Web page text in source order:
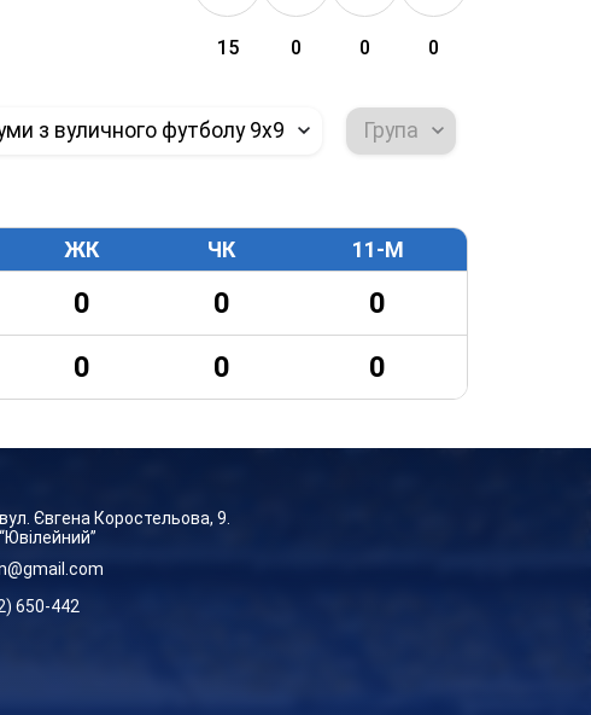
15 0 0 0
з вуличного футболу 9х9 Група
ЖК ЧК 11-М
0 0
0
0 0 0
Євгена Коростельова, 9.
650-442